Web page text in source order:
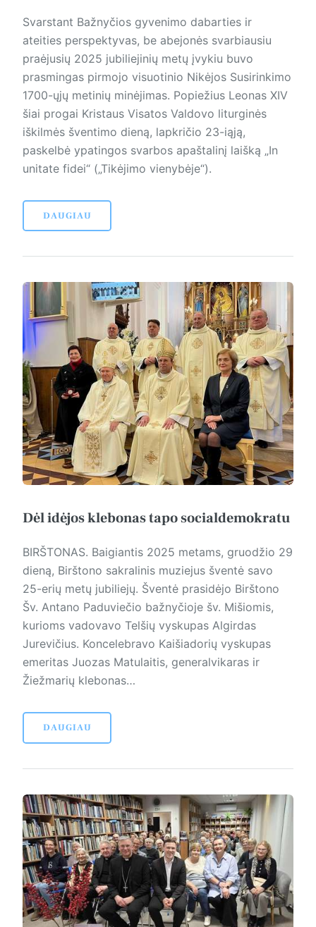
Svarstant Bažnyčios gyvenimo dabarties ir
ateities perspektyvas, be abejonės svarbiausiu
praėjusių 2025 jubiliejinių metų įvykiu buvo
prasmingas pirmojo visuotinio Nikėjos Susirinkimo
1700-ųjų metinių minėjimas. Popiežius Leonas XIV
šiai progai Kristaus Visatos Valdovo liturginės
iškilmės šventimo dieną, lapkričio 23-iąją,
paskelbė ypatingos svarbos apaštalinį laišką „In
unitate fidei“ („Tikėjimo vienybėje“).
DAUGIAU
Dėl idėjos klebonas tapo socialdemokratu
BIRŠTONAS. Baigian­tis 2025 metams, gruodžio 29
dieną, Birštono sakralinis muziejus šventė savo
25-erių metų jubiliejų. Šventė prasidėjo Birštono
Šv. Antano Paduviečio bažnyčioje šv. Mišiomis,
kurioms vadovavo Telšių vys­ku­pas Algirdas
Jurevičius. Koncelebravo Kaišiadorių vys­kupas
emeritas Juozas Matulaitis, generalvikaras ir
Žiežmarių klebonas…
DAUGIAU